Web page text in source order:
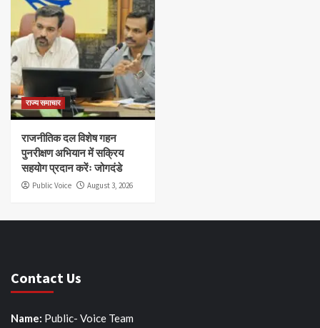
राज्य समाचार
राजनीतिक दल विशेष गहन
पुनरीक्षण अभियान में सक्रिय
सहयोग प्रदान करेंः जोगदंडे
Public Voice August 3, 2026
Contact Us
Name: Public- Voice Team